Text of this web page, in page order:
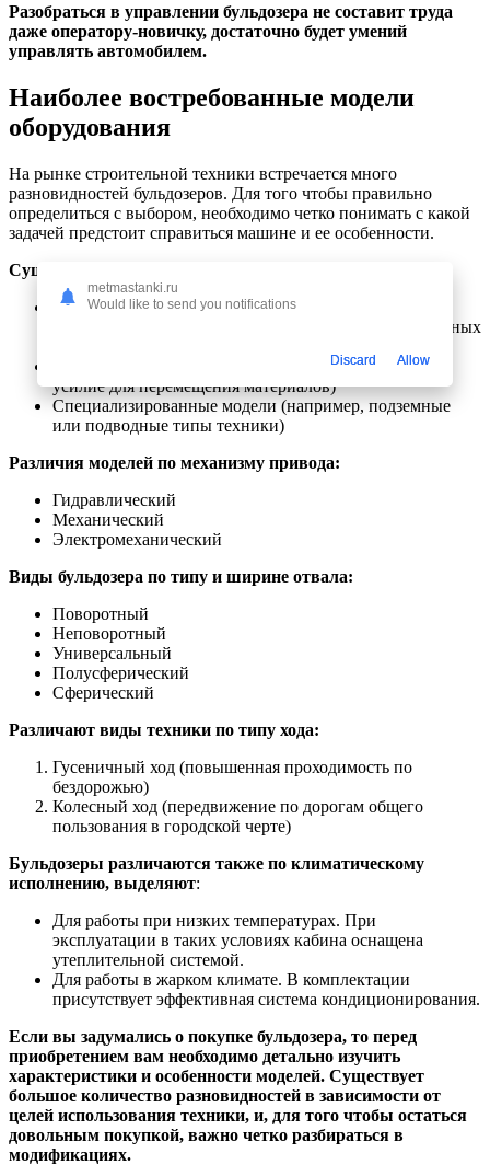
Разобраться в управлении бульдозера не составит труда
даже оператору-новичку, достаточно будет умений
управлять автомобилем.
Наиболее востребованные модели
оборудования
На рынке строительной техники встречается много
разновидностей бульдозеров. Для того чтобы правильно
определиться с выбором, необходимо четко понимать с какой
задачей предстоит справиться машине и ее особенности.
Существуют следующие виды бульдозера:
Стандартная модель (выполняет перевозку
стройматериалов, обработку поверхностей при обычных
Тяговый класс (могут развивать различное тяговое
усилие для перемещения материалов)
Специализированные модели (например, подземные
или подводные типы техники)
Различия моделей по механизму привода:
Гидравлический
Механический
Электромеханический
Виды бульдозера по типу и ширине отвала:
Поворотный
Неповоротный
Универсальный
Полусферический
Сферический
Различают виды техники по типу хода:
Гусеничный ход (повышенная проходимость по
бездорожью)
Колесный ход (передвижение по дорогам общего
пользования в городской черте)
Бульдозеры различаются также по климатическому
исполнению, выделяют:
Для работы при низких температурах. При
эксплуатации в таких условиях кабина оснащена
утеплительной системой.
Для работы в жарком климате. В комплектации
присутствует эффективная система кондиционирования.
Если вы задумались о покупке бульдозера, то перед
приобретением вам необходимо детально изучить
характеристики и особенности моделей. Существует
большое количество разновидностей в зависимости от
целей использования техники, и, для того чтобы остаться
довольным покупкой, важно четко разбираться в
модификациях.
metmastanki.ru
Would like to send you notifications
Discard Allow